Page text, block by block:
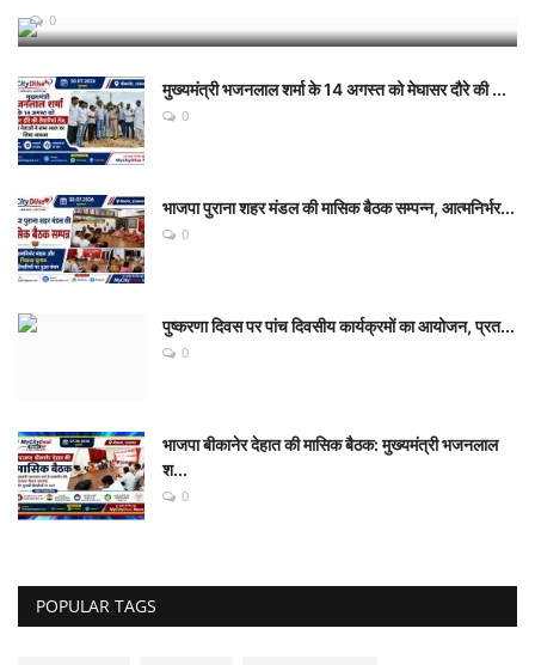
0
मुख्यमंत्री भजनलाल शर्मा के 14 अगस्त को मेघासर दौरे की ...
0
भाजपा पुराना शहर मंडल की मासिक बैठक सम्पन्न, आत्मनिर्भर...
0
पुष्करणा दिवस पर पांच दिवसीय कार्यक्रमों का आयोजन, प्रत...
0
भाजपा बीकानेर देहात की मासिक बैठक: मुख्यमंत्री भजनलाल
श...
0
POPULAR TAGS